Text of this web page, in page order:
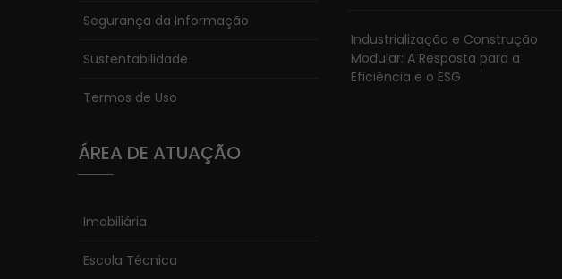
Segurança da Informação
Sustentabilidade
Termos de Uso
ÁREA DE ATUAÇÃO
Imobiliária
Escola Técnica
Industrialização e Construção
Modular: A Resposta para a
Eficiência e o ESG